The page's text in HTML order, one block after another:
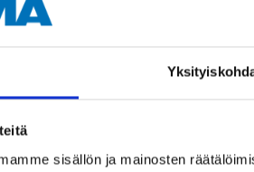
sisällön ja mainosten
Andra kunder